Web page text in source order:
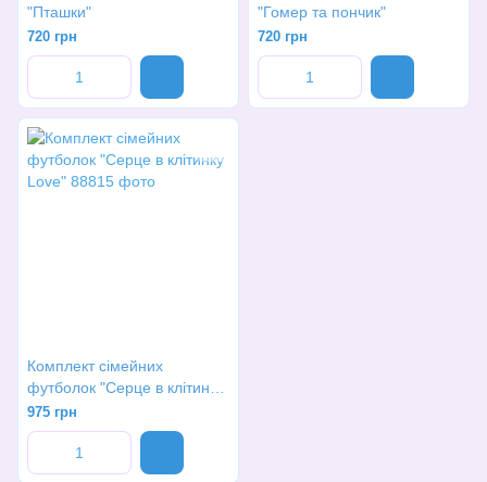
"Пташки"
720 грн
"Гомер та пончик"
720 грн
Комплект сімейних
футболок "Серце в клітинку
Love"
975 грн